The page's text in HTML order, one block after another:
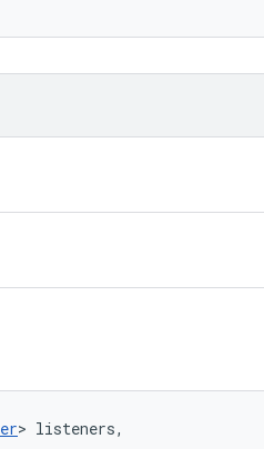
> listeners,